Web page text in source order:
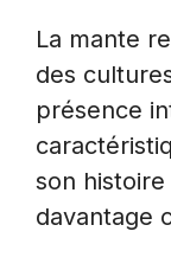
La mante
des
présence
son
davantage